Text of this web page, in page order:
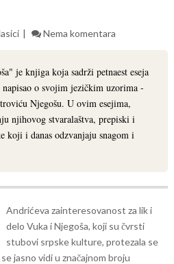
Nema komentara
je knjiga koja sadrži petnaest eseja
o svojim jezičkim uzorima -
Njegošu. U ovim esejima,
njihovog stvaralaštva, prepiski i
koji i danas odzvanjaju snagom i
Andrićeva zainteresovanost za lik i
delo Vuka i Njegoša, koji su čvrsti
stubovi srpske kulture, protezala se
jasno vidi u značajnom broju